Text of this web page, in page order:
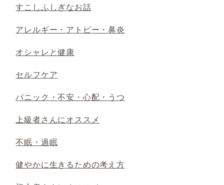
すこしふしぎなお話
アレルギー・アトピー・鼻炎
オシャレと健康
セルフケア
パニック・不安・心配・うつ
上級者さんにオススメ
不眠・過眠
健やかに生きるための考え方